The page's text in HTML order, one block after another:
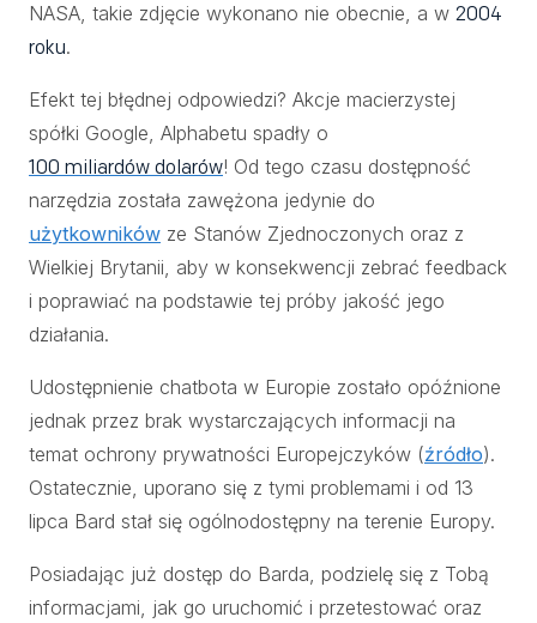
NASA, takie zdjęcie wykonano nie obecnie, a w 2004
roku.
Efekt tej błędnej odpowiedzi? Akcje macierzystej
spółki Google, Alphabetu spadły o
100 miliardów dolarów! Od tego czasu dostępność
narzędzia została zawężona jedynie do
użytkowników ze Stanów Zjednoczonych oraz z
Wielkiej Brytanii, aby w konsekwencji zebrać feedback
i poprawiać na podstawie tej próby jakość jego
działania.
Udostępnienie chatbota w Europie zostało opóźnione
jednak przez brak wystarczających informacji na
temat ochrony prywatności Europejczyków (źródło).
Ostatecznie, uporano się z tymi problemami i od 13
lipca Bard stał się ogólnodostępny na terenie Europy.
Posiadając już dostęp do Barda, podzielę się z Tobą
informacjami, jak go uruchomić i przetestować oraz